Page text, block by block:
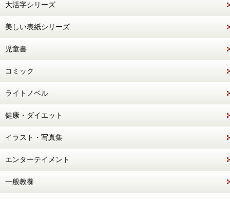
大活字シリーズ
美しい表紙シリーズ
児童書
コミック
ライトノベル
健康・ダイエット
イラスト・写真集
エンターテイメント
一般教養